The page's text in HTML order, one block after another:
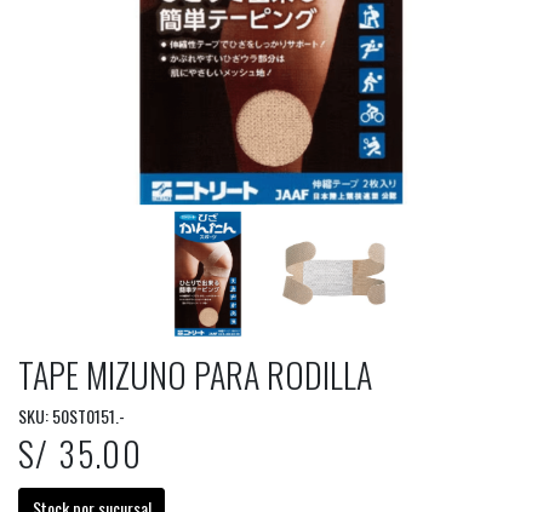
TAPE MIZUNO PARA RODILLA
SKU: 50ST0151.-
S/ 35.00